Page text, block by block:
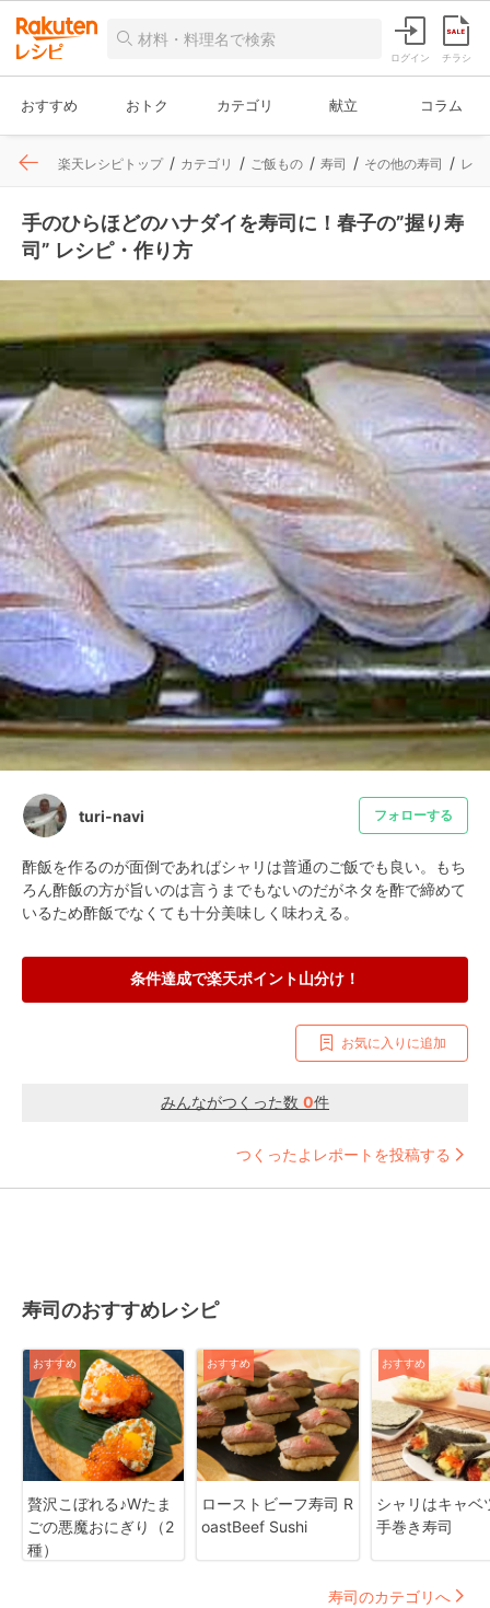
ログイン チラシ
おすすめ おトク カテゴリ 献立 コラム
楽天レシピトップ カテゴリ ご飯もの 寿司 その他の寿司 レ
手のひらほどのハナダイを寿司に！春子の”握り寿
司” レシピ・作り方
turi-navi フォローする
酢飯を作るのが面倒であればシャリは普通のご飯でも良い。もち
ろん酢飯の方が旨いのは言うまでもないのだがネタを酢で締めて
いるため酢飯でなくても十分美味しく味わえる。
条件達成で楽天ポイント山分け！
お気に入りに追加
みんながつくった数 0件
つくったよレポートを投稿する
寿司のおすすめレシピ
おすすめ
贅沢こぼれる♪Wたま
ごの悪魔おにぎり（2
種）
おすすめ
ローストビーフ寿司 R
oastBeef Sushi
おすすめ
シャリはキャベ
手巻き寿司
寿司のカテゴリへ